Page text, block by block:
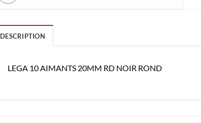
DESCRIPTION
LEGA 10 AIMANTS 20MM RD NOIR ROND